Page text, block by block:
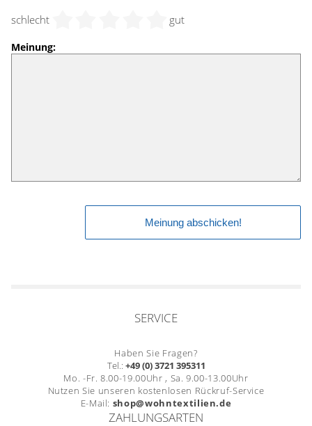
schlecht gut
Meinung:
SERVICE
Haben Sie Fragen?
Tel.: +49 (0) 3721 395311
Mo. -Fr. 8.00-19.00Uhr , Sa. 9.00-13.00Uhr
Nutzen Sie unseren kostenlosen Rückruf-Service
E-Mail: shop@wohntextilien.de
ZAHLUNGSARTEN